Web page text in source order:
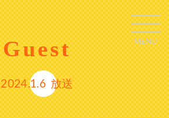
C
L
O
S
E
MENU
Guest
2024.1.6 放送